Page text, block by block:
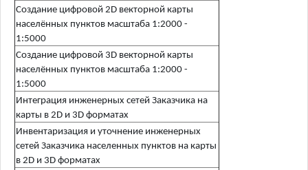
Создание цифровой 2D векторной карты
населённых пунктов масштаба 1:2000 -
1:5000
Создание цифровой 3D векторной карты
населённых пунктов масштаба 1:2000 -
1:5000
Интеграция инженерных сетей Заказчика на
карты в 2D и 3D форматах
Инвентаризация и уточнение инженерных
сетей Заказчика населенных пунктов на карты
в 2D и 3D форматах